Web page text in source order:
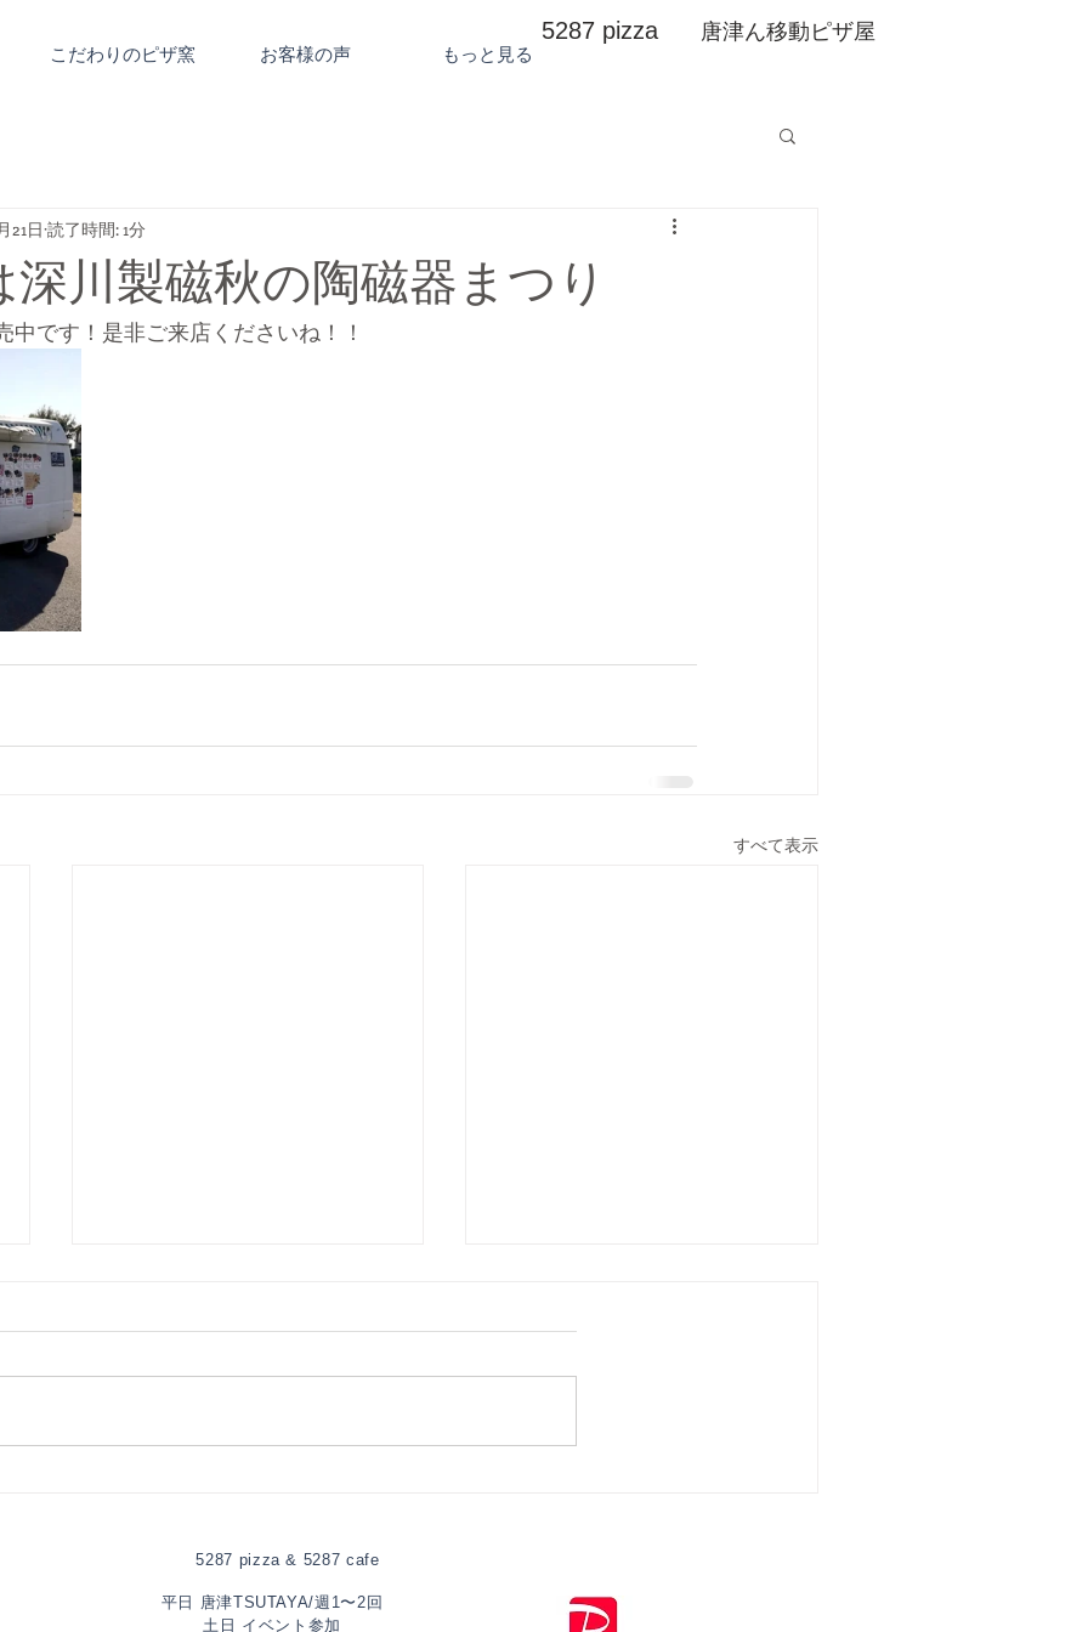
5287 pizza ​唐津ん移動ピザ屋
こだわりのピザ窯 お客様の声 もっと見る
深川製磁秋の陶磁器まつり
21日 読了時間: 1分
中です！是非ご来店くださいね！！
すべて表示
5287 pizza & 5287 cafe
平日 唐津TSUTAYA/週1〜2回
土日 イベント参加